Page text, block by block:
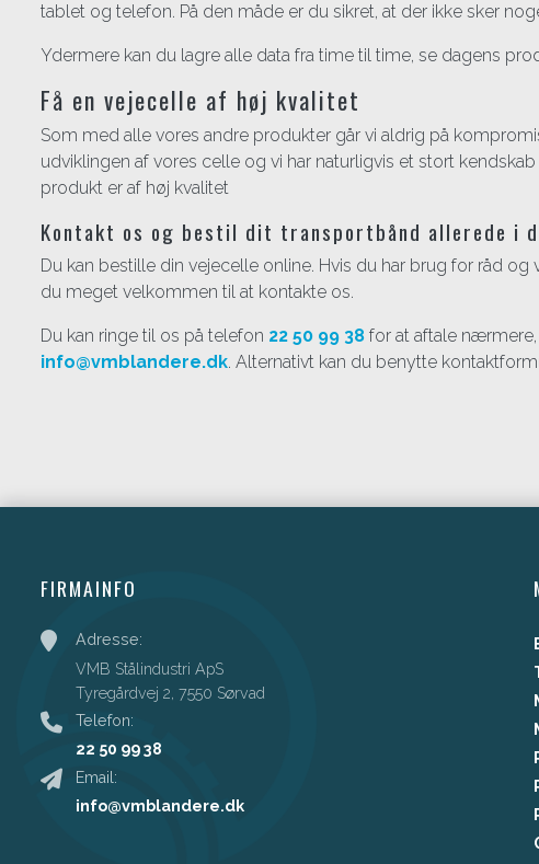
tablet og telefon. På den måde er du sikret, at der ikke sker
Ydermere kan du lagre alle data fra time til time, se dagens
Få en vejecelle af høj kvalitet
Som med alle vores andre produkter går vi aldrig på
udviklingen af vores celle og vi har naturligvis et stort
produkt er af høj kvalitet
Kontakt os og bestil dit transportbånd allerede i
Du kan bestille din vejecelle online. Hvis du har brug for råd
du meget velkommen til at kontakte os.
Du kan ringe til os på telefon 22 50 99 38 for at aftale
info@vmblandere.dk.​ Alternativt kan du benytte
FIRMAINFO
Adresse:
VMB Stålindustri ApS
Tyregårdvej 2, 7550 Sørvad
Telefon:
22 50 99 38
Email:
info@vmblandere.dk